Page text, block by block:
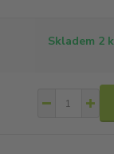
Skladem 2